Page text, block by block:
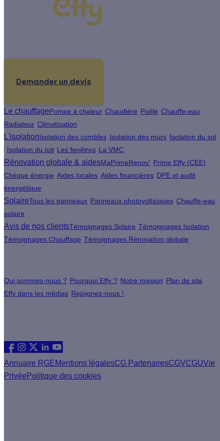
Demander un devis
Le chauffagePompe à chaleur Chaudière Poêle Chauffe-eau
Radiateur Climatisation
L'isolationIsolation des combles Isolation des murs Isolation du sol
Isolation du toit Les fenêtres La VMC
Rénovation globale & aidesMaPrimeRenov' Prime Effy (CEE)
Chèque énergie Aides locales Aides financières DPE et audit
énergétique
SolaireTous les panneaux Panneaux photovoltaïques Chauffe-eau
solaire
Avis de nos clientsTémoignages Solaire Témoignages Isolation
Témoignages Chauffage Témoignages Rénovation globale
Qui sommes-nous ? Pourquoi Effy ? Notre mission Plan de site
Effy dans les médias Rejoignez-nous !
Annuaire RGEMentions légalesCG PartenairesCGVCGUVie
Privée Politique des cookies